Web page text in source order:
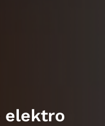
elektro